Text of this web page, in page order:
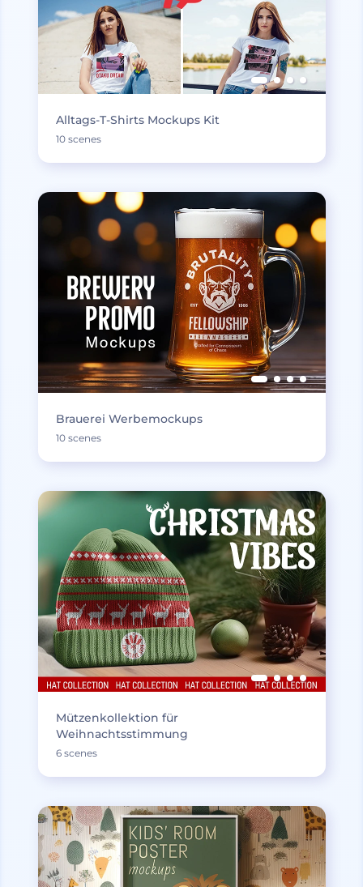
Alltags-T-Shirts Mockups Kit
10 scenes
Brauerei Werbemockups
10 scenes
Mützenkollektion für
Weihnachtsstimmung
6 scenes